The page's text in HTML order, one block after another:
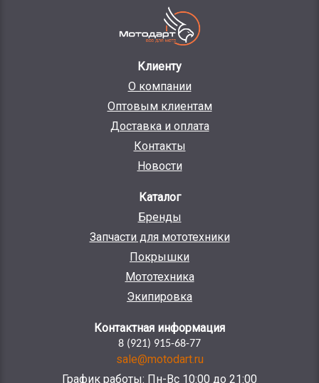
Клиенту
О компании
Оптовым клиентам
Доставка и оплата
Контакты
Новости
Каталог
Бренды
Запчасти для мототехники
Покрышки
Мототехника
Экипировка
Контактная информация
8 (921) 915-68-77
sale@motodart.ru
График работы: Пн-Вс 10:00 до 21:00